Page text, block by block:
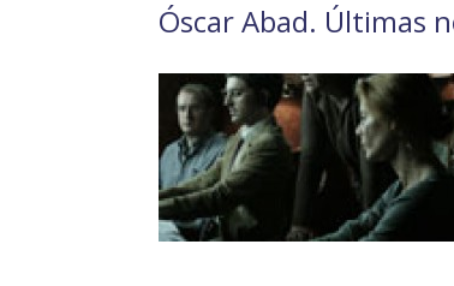
Óscar Abad. Últimas